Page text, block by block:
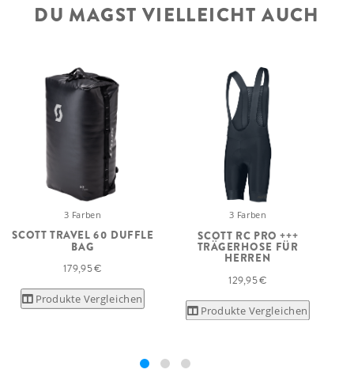
DU MAGST VIELLEICHT AUCH
3 Farben
SCOTT TRAVEL 60 DUFFLE
BAG
179,95 €
Produkte Vergleichen
3 Farben
SCOTT RC PRO +++
TRÄGERHOSE FÜR
HERREN
129,95 €
Produkte Vergleichen